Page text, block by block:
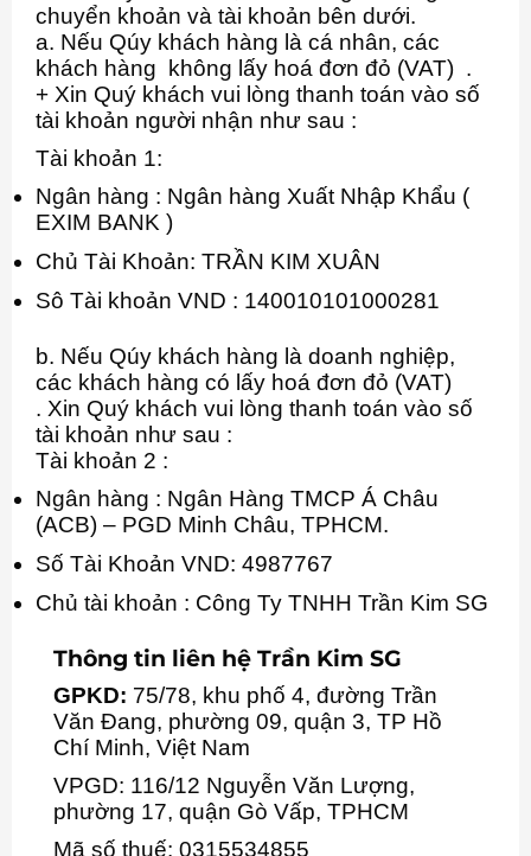
chuyển khoản và tài khoản bên dưới.
a. Nếu Qúy khách hàng là cá nhân, các
khách hàng không lấy hoá đơn đỏ (VAT) .
+ Xin Quý khách vui lòng thanh toán vào số
tài khoản người nhận như sau :
Tài khoản 1:
Ngân hàng : Ngân hàng Xuất Nhập Khẩu (
EXIM BANK )
Chủ Tài Khoản: TRẦN KIM XUÂN
Sô Tài khoản VND : 140010101000281
b. Nếu Qúy khách hàng là doanh nghiệp,
các khách hàng có lấy hoá đơn đỏ (VAT)
. Xin Quý khách vui lòng thanh toán vào số
tài khoản như sau :
Tài khoản 2 :
Ngân hàng : Ngân Hàng TMCP Á Châu
(ACB) – PGD Minh Châu, TPHCM.
Số Tài Khoản VND: 4987767
Chủ tài khoản : Công Ty TNHH Trần Kim SG
Thông tin liên hệ Trần Kim SG
GPKD: 75/78, khu phố 4, đường Trần
Văn Đang, phường 09, quận 3, TP Hồ
Chí Minh, Việt Nam
VPGD: 116/12 Nguyễn Văn Lượng,
phường 17, quận Gò Vấp, TPHCM
Mã số thuế: 0315534855